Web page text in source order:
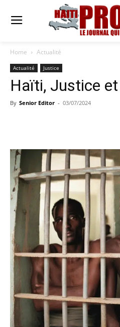
Home Actualité
Actualité Justice
Haïti, Justice
By Senior Editor - 03/07/2024